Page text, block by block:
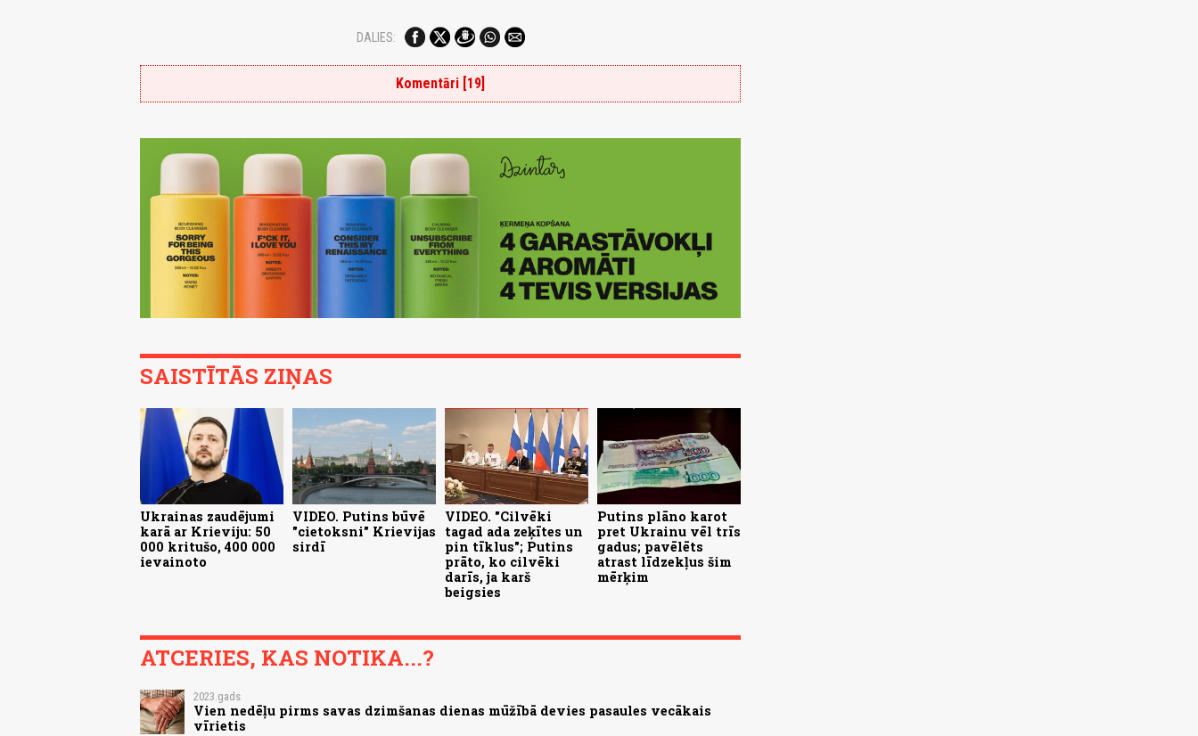
DALIES:
Komentāri [19]
SAISTĪTĀS ZIŅAS
Ukrainas zaudējumi
karā ar Krieviju: 50
000 kritušo, 400 000
ievainoto
VIDEO. Putins būvē
"cietoksni" Krievijas
sirdī
VIDEO. "Cilvēki
tagad ada zeķītes un
pin tīklus"; Putins
prāto, ko cilvēki
darīs, ja karš
beigsies
Putins plāno karot
pret Ukrainu vēl trīs
gadus; pavēlēts
atrast līdzekļus šim
mērķim
ATCERIES, KAS NOTIKA...?
2023.gads
Vien nedēļu pirms savas dzimšanas dienas mūžībā devies pasaules vecākais
vīrietis